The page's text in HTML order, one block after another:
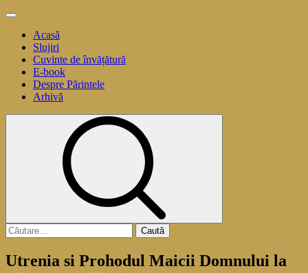
Sari
conținut
Meniu
principalAcasă
Slujiri
Cuvinte de învățătură
E-book
Despre Părintele
Arhivă
Caută
după:
Utrenia si Prohodul Maicii Domnului la